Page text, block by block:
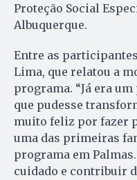
Proteção Social
Albuquerque.
Entre as
Lima, que relatou a
programa. “Já era
que pudesse
muito feliz por fazer
uma das primeiras
programa em
cuidado e contribuir